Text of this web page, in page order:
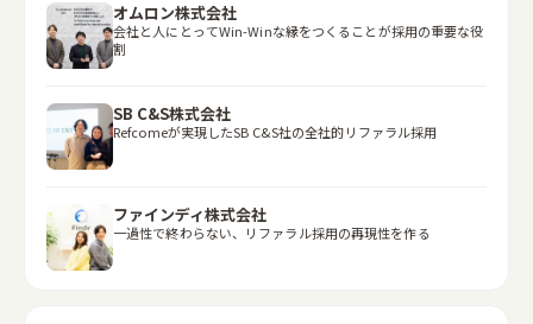
オムロン株式会社
会社と人にとってWin-Winな縁をつくることが採用の重要な役
割
SB C&S株式会社
Refcomeが実現したSB C&S社の全社的リファラル採用
ファインディ株式会社
一過性で終わらない、リファラル採用の再現性を作る